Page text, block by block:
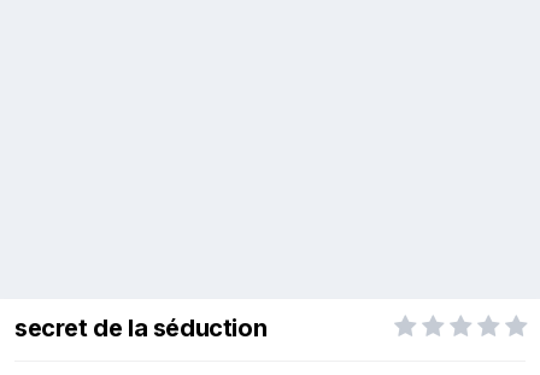
secret de la séduction